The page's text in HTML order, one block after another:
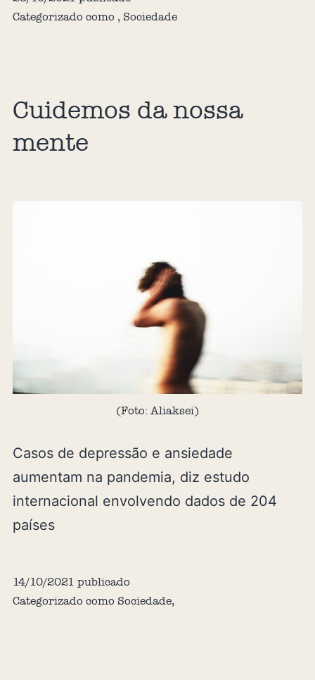
Categorizado como , Sociedade
Cuidemos da nossa
mente
(Foto: Aliaksei)
Casos de depressão e ansiedade
aumentam na pandemia, diz estudo
internacional envolvendo dados de 204
países
14/10/2021 publicado
Categorizado como Sociedade,